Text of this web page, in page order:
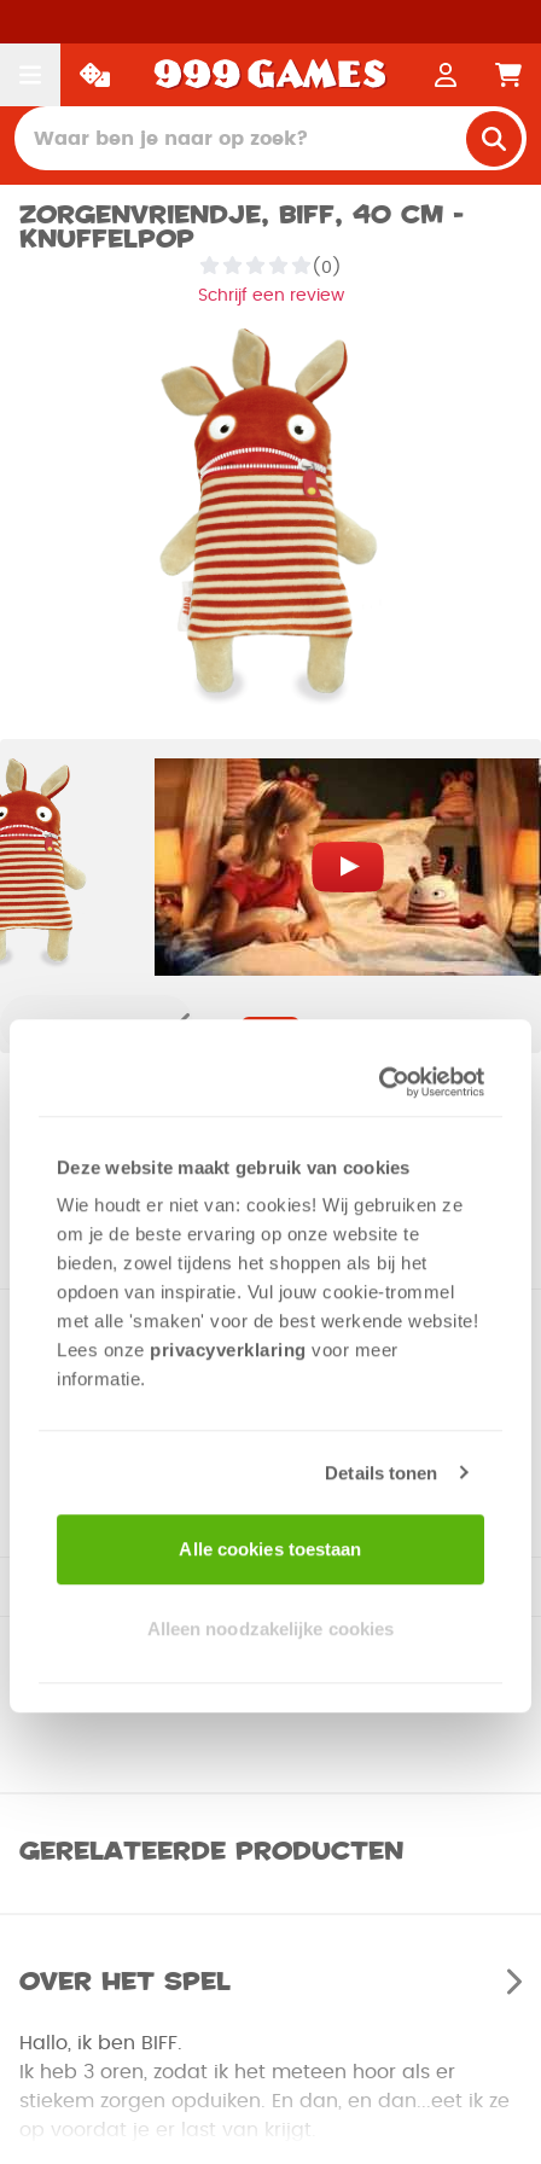
Deze website maakt gebruik van cookies
Wie houdt er niet van: cookies! Wij gebruiken ze
om je de beste ervaring op onze website te
bieden, zowel tijdens het shoppen als bij het
opdoen van inspiratie. Vul jouw cookie-trommel
met alle 'smaken' voor de best werkende website​!
Lees onze privacyverklaring voor meer
informatie.
Details tonen
Alle cookies toestaan
Alleen noodzakelijke cookies
Zorgenvriendje, Biff, 40 cm -
Knuffelpop
(0)
Schrijf een review
ONTVANG 290 OVERWINNINGSPUNTEN
UIT HET ASSORTIMENT
Hallo, ik ben BIFF.Ik heb 3 oren, zodat ik het meteen hoor als
er stiekem zorgen opduiken. En dan, en dan...eet ik ze op
voordat je er last van krijgt.
Gerelateerde producten
Over het spel
Hallo, ik ben BIFF.
Ik heb 3 oren, zodat ik het meteen hoor als er
stiekem zorgen opduiken. En dan, en dan...eet ik ze
op voordat je er last van krijgt.